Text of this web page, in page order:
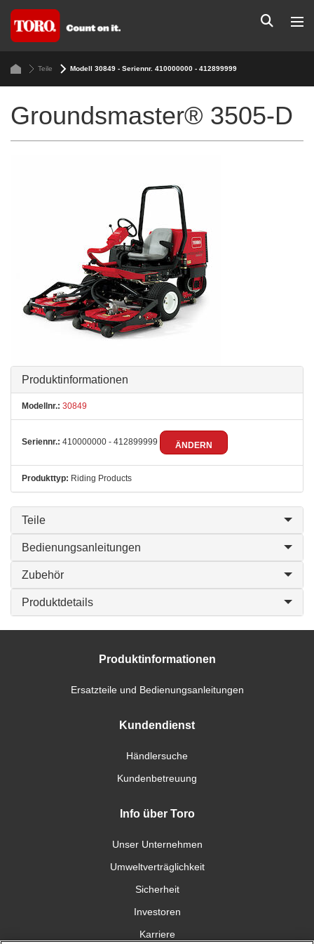
Teile Modell 30849 - Seriennr. 410000000 - 412899999
Groundsmaster® 3505-D
Produktinformationen
Modellnr.: 30849
Seriennr.: 410000000 - 412899999 ÄNDERN
Produkttyp: Riding Products
Teile
Bedienungsanleitungen
Zubehör
Produktdetails
Produktinformationen
Ersatzteile und Bedienungsanleitungen
Kundendienst
Händlersuche
Kundenbetreuung
Info über Toro
Unser Unternehmen
Umweltverträglichkeit
Sicherheit
Investoren
Karriere